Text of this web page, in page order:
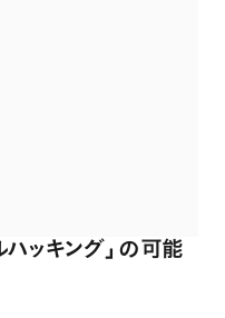
ハッキング」 の可能